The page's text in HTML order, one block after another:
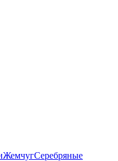
ЖемчугСеребряные